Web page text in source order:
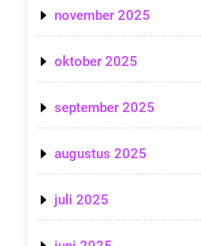
november 2025
oktober 2025
september 2025
augustus 2025
juli 2025